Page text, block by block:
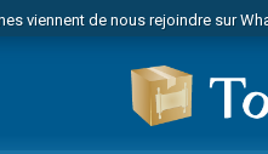
viennent de nous rejoindre sur
de donner son Maasser
viennent de faire un don pour